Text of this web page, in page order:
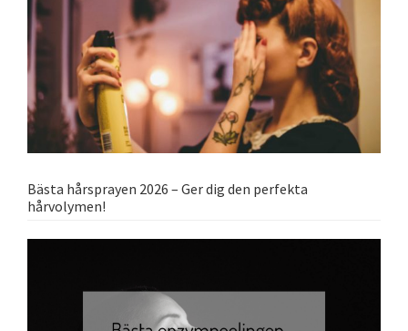
Bästa hårsprayen 2026 – Ger dig den perfekta
hårvolymen!